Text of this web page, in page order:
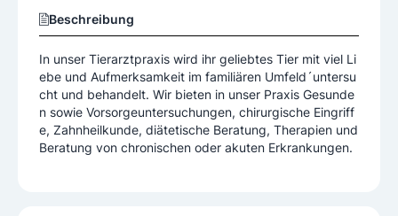
Beschreibung
In unser Tierarztpraxis wird ihr geliebtes Tier mit viel Li
ebe und Aufmerksamkeit im familiären Umfeld´untersu
cht und behandelt. Wir bieten in unser Praxis Gesunde
n sowie Vorsorgeuntersuchungen, chirurgische Eingriff
e, Zahnheilkunde, diätetische Beratung, Therapien und
Beratung von chronischen oder akuten Erkrankungen.